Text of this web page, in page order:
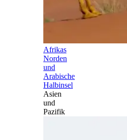
Afrikas
Norden
und
Arabische
Halbinsel
Asien
und
Pazifik